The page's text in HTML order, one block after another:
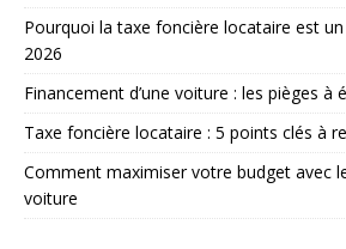
Pourquoi la taxe foncière locataire est
2026
Financement d’une voiture : les pièges à
Taxe foncière locataire : 5 points clés à
Comment maximiser votre budget avec
voiture